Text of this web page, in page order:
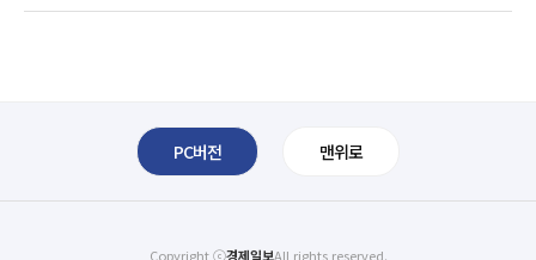
PC버전 맨위로
Copyright ⓒ경제일보All rights reserved.